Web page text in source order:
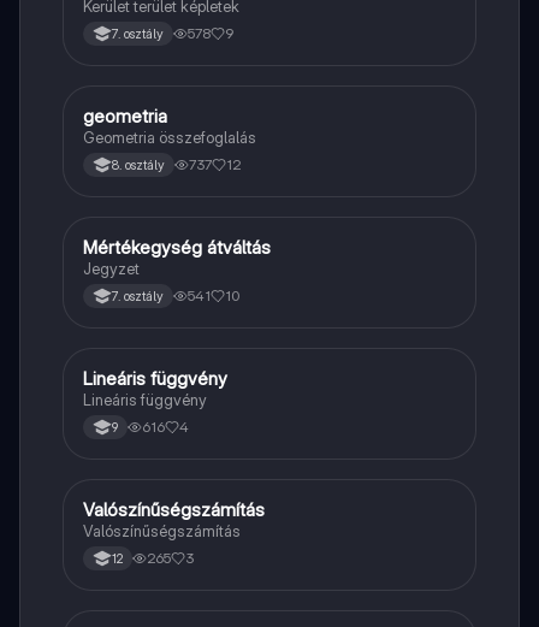
Kerület terület képletek
7. osztály 578 9
Matek
geometria
Geometria összefoglalás
8. osztály 737 12
Matek
Mértékegység átváltás
Jegyzet
7. osztály 541 10
Matek
Lineáris függvény
Lineáris függvény
9 616 4
Matek
Valószínűségszámítás
Valószínűségszámítás
12 265 3